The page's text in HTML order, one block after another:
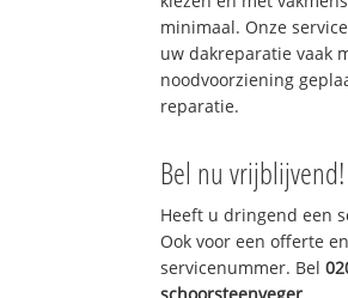
minimaal. Onze
uw dakreparatie vaak
noodvoorziening
reparatie.
Bel nu vrijblijvend!
Heeft u dringend een
Ook voor een offerte
servicenummer. Bel